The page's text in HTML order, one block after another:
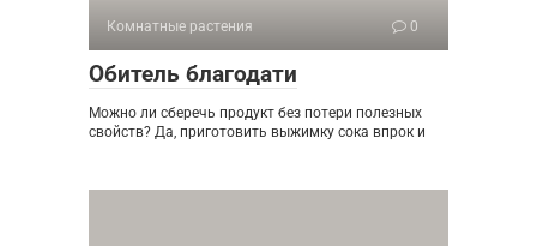
Комнатные растения 0
Обитель благодати
Можно ли сберечь продукт без потери полезных
свойств? Да, приготовить выжимку сока впрок и